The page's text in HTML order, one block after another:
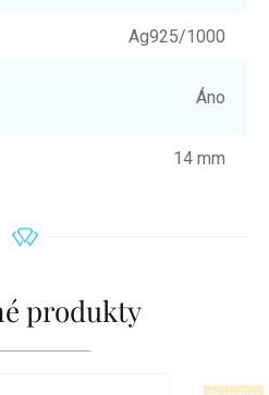
Ag925/1000
Áno
14 mm
produkty